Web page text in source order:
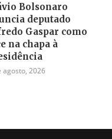
Bolsonaro
deputado
Gaspar como
na chapa à
agosto, 2026